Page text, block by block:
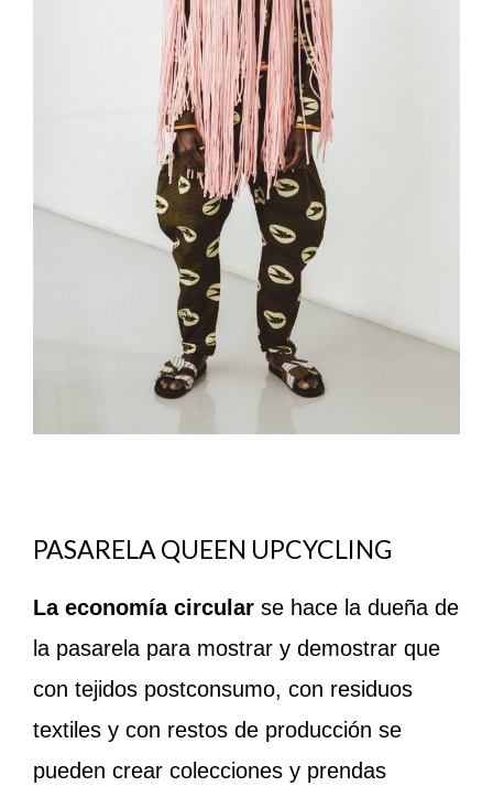
PASARELA QUEEN UPCYCLING
La economía circular se hace la dueña de
la pasarela para mostrar y demostrar que
con tejidos postconsumo, con residuos
textiles y con restos de producción se
pueden crear colecciones y prendas